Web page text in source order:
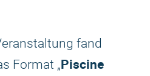
fand
Format „Piscine